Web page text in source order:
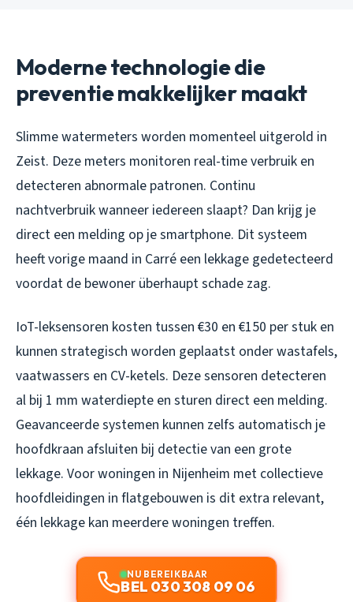
Moderne technologie die
preventie makkelijker maakt
Slimme watermeters worden momenteel uitgerold in
Zeist. Deze meters monitoren real-time verbruik en
detecteren abnormale patronen. Continu
nachtverbruik wanneer iedereen slaapt? Dan krijg je
direct een melding op je smartphone. Dit systeem
heeft vorige maand in Carré een lekkage gedetecteerd
voordat de bewoner überhaupt schade zag.
IoT-leksensoren kosten tussen €30 en €150 per stuk en
kunnen strategisch worden geplaatst onder wastafels,
vaatwassers en CV-ketels. Deze sensoren detecteren
al bij 1 mm waterdiepte en sturen direct een melding.
Geavanceerde systemen kunnen zelfs automatisch je
hoofdkraan afsluiten bij detectie van een grote
lekkage. Voor woningen in Nijenheim met collectieve
hoofdleidingen in flatgebouwen is dit extra relevant,
één lekkage kan meerdere woningen treffen.
NU BEREIKBAAR
BEL 030 308 09 06